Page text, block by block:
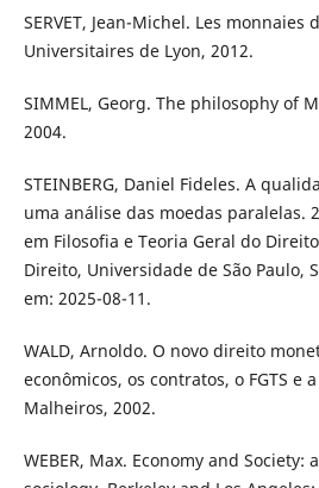
SERVET, Jean-Michel. Les monnaies
Universitaires de Lyon, 2012.
SIMMEL, Georg. The philosophy of
2004.
STEINBERG, Daniel Fideles. A
uma análise das moedas paralelas.
em Filosofia e Teoria Geral do
Direito, Universidade de São Paulo,
em: 2025-08-11.
WALD, Arnoldo. O novo direito
econômicos, os contratos, o FGTS e
Malheiros, 2002.
WEBER, Max. Economy and